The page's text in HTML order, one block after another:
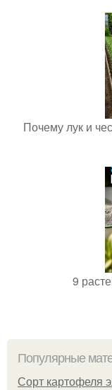
Почему лук и
9
Популярные
Сорт картофеля